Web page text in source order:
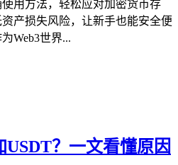
用方法，轻松应对加密货币存
产损失风险，让新手也能安全便
Web3世界...
？一文看懂原因